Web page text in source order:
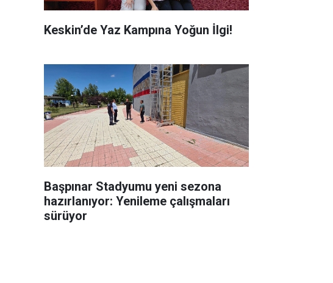
Keskin’de Yaz Kampına Yoğun İlgi!
Başpınar Stadyumu yeni sezona
hazırlanıyor: Yenileme çalışmaları
sürüyor